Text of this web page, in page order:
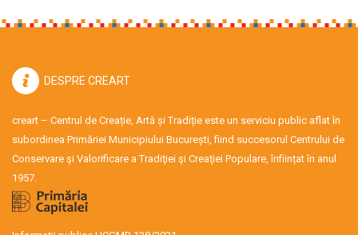
DESPRE CREART
creart – Centrul de Creație, Artă și Tradiție este un serviciu public aflat în
subordinea Primăriei Municipiului București, fiind succesorul Centrului de
Conservare şi Valorificare a Tradiţiei şi Creaţiei Populare, înființat în anul
1957.